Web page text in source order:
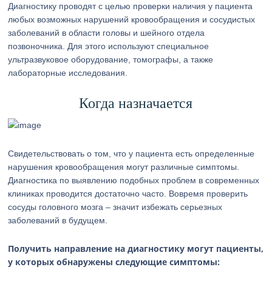
Диагностику проводят с целью проверки наличия у пациента
любых возможных нарушений кровообращения и сосудистых
заболеваний в области головы и шейного отдела
позвоночника. Для этого используют специальное
ультразвуковое оборудование, томографы, а также
лабораторные исследования.
Когда назначается
Свидетельствовать о том, что у пациента есть определенные
нарушения кровообращения могут различные симптомы.
Диагностика по выявлению подобных проблем в современных
клиниках проводится достаточно часто. Вовремя проверить
сосуды головного мозга – значит избежать серьезных
заболеваний в будущем.
Получить направление на диагностику могут пациенты,
у которых обнаружены следующие симптомы: